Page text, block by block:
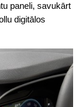
paneli, savukārt
digitālos